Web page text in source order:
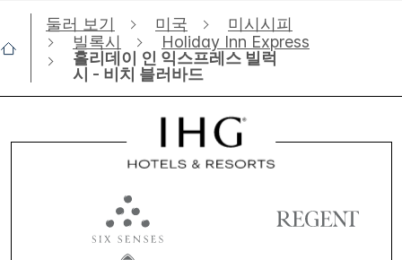
둘러 보기 미국
미시시피
빌록시
Holiday Inn Express
홀리데이 인 익스프레스 빌럭
시 - 비치 블러바드